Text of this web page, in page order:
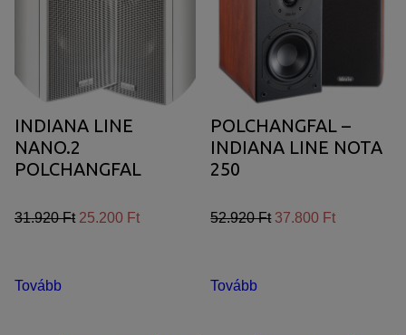
INDIANA LINE
NANO.2
POLCHANGFAL
31.920 Ft 25.200 Ft
Tovább
POLCHANGFAL –
INDIANA LINE NOTA
250
52.920 Ft 37.800 Ft
Tovább
JBL SUMMIT
JBL SYNTHESIS
JBL BEÉPÍTHETŐ HANGSZÓRÓ
REVEL
MARK LEVINSON
TÖBBCSATORNÁS VÉGERŐSÍTŐ
MÉDIALEJÁTSZÓ
OTTHONI MOZIFOTEL
BEÉPÍTHETŐ HANGSZÓRÓ
KÁBEL
BEÉPÍTHETŐ HANGSZÓRÓ
HIFI DA KONVERTER
HÁLÓZATI MÉDIALEJÁTSZÓ
CD LEJÁTSZÓ